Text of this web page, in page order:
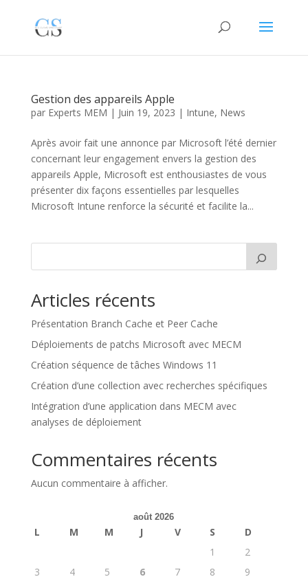
Gestion des appareils Apple
par Experts MEM | Juin 19, 2023 | Intune, News
Après avoir fait une annonce par Microsoft l’été dernier
concernant leur engagement envers la gestion des
appareils Apple, Microsoft est enthousiastes de vous
présenter dix façons essentielles par lesquelles
Microsoft Intune renforce la sécurité et facilite la...
Articles récents
Présentation Branch Cache et Peer Cache
Déploiements de patchs Microsoft avec MECM
Création séquence de tâches Windows 11
Création d’une collection avec recherches spécifiques
Intégration d’une application dans MECM avec
analyses de déploiement
Commentaires récents
Aucun commentaire à afficher.
août 2026
L M M J V S
D
1
2
3
4 5 6 7 8
9